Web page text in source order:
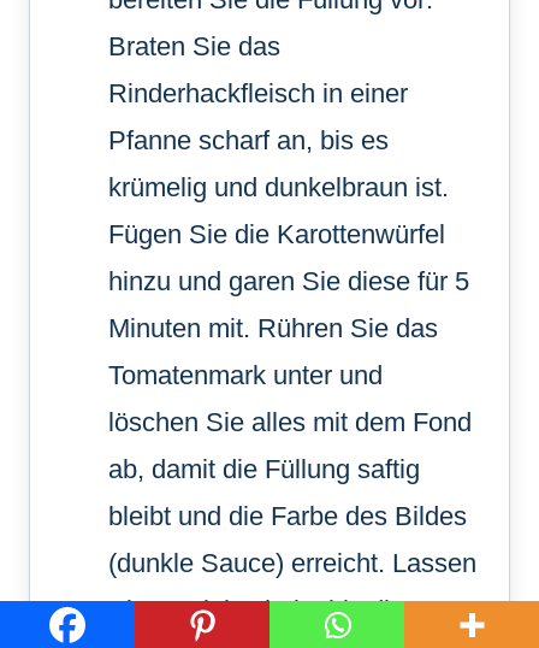
Braten Sie das
Rinderhackfleisch in einer
Pfanne scharf an, bis es
krümelig und dunkelbraun ist.
Fügen Sie die Karottenwürfel
hinzu und garen Sie diese für 5
Minuten mit. Rühren Sie das
Tomatenmark unter und
löschen Sie alles mit dem Fond
ab, damit die Füllung saftig
bleibt und die Farbe des Bildes
(dunkle Sauce) erreicht. Lassen
Sie es einköcheln, bis die